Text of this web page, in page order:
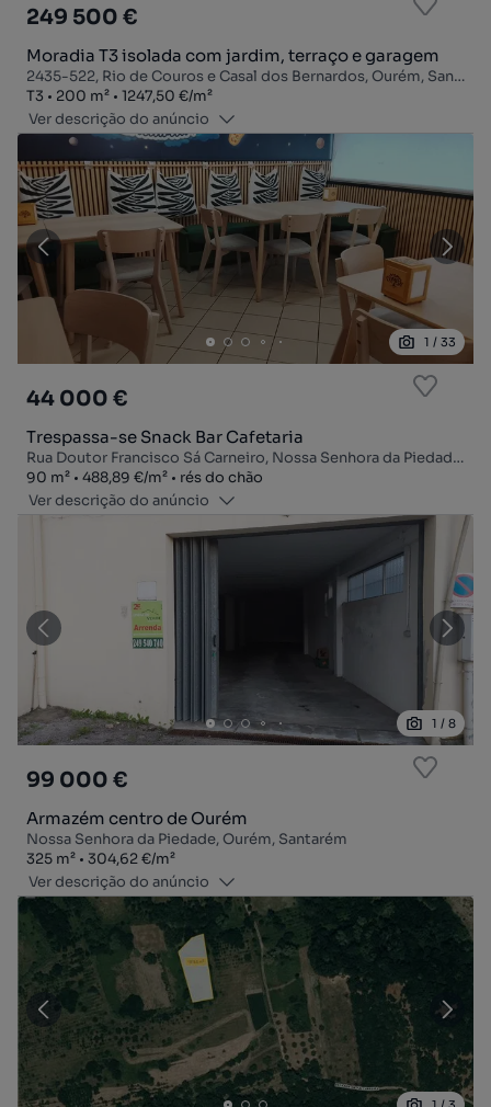
249 500 €
Moradia T3 isolada com jardim, terraço e garagem
2435-522, Rio de Couros e Casal dos Bernardos, Ourém, Santarém
Tipologia
T3
Zona200 m²
Preço por metro quadrado
1247,50 €/m²
Ver descrição do anúncio
1 / 33
44 000 €
Trespassa-se Snack Bar Cafetaria
Rua Doutor Francisco Sá Carneiro, Nossa Senhora da Piedade, Ourém, Santarém
Zona
90 m²
Preço por metro quadrado
488,89 €/m²
Andar
rés do chão
Ver descrição do anúncio
1 / 8
99 000 €
Armazém centro de Ourém
Nossa Senhora da Piedade, Ourém, Santarém
Zona
325 m²
Preço por metro quadrado
304,62 €/m²
Ver descrição do anúncio